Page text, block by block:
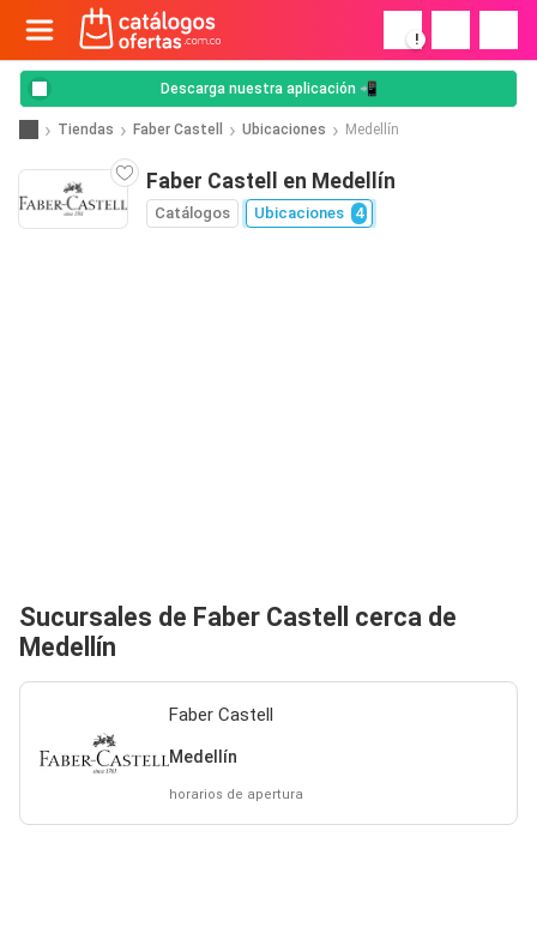
!
Descarga nuestra aplicación 📲
Tiendas Faber Castell Ubicaciones Medellín
Faber Castell en Medellín
Catálogos Ubicaciones 4
Sucursales de Faber Castell cerca de
Medellín
Faber Castell
Medellín
horarios de apertura